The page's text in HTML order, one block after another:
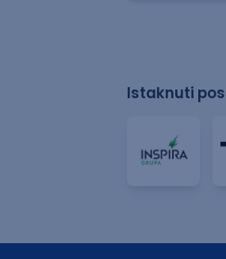
Istaknuti